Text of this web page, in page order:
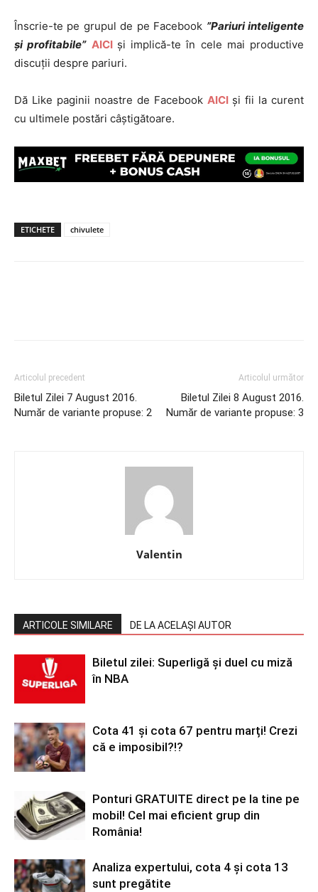
Înscrie-te pe grupul de pe Facebook ”Pariuri inteligente
și profitabile” AICI și implică-te în cele mai productive
discuții despre pariuri.
Dă Like paginii noastre de Facebook AICI și fii la curent
cu ultimele postări câștigătoare.
ETICHETE chivulete
Articolul precedent
Biletul Zilei 7 August 2016.
Număr de variante propuse: 2
Articolul următor
Biletul Zilei 8 August 2016.
Număr de variante propuse: 3
Valentin
ARTICOLE SIMILARE DE LA ACELAȘI AUTOR
Biletul zilei: Superligă și duel cu miză
în NBA
Cota 41 și cota 67 pentru marți! Crezi
că e imposibil?!?
Ponturi GRATUITE direct pe la tine pe
mobil! Cel mai eficient grup din
România!
Analiza expertului, cota 4 și cota 13
sunt pregătite